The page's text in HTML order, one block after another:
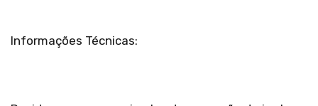
Informações Técnicas: